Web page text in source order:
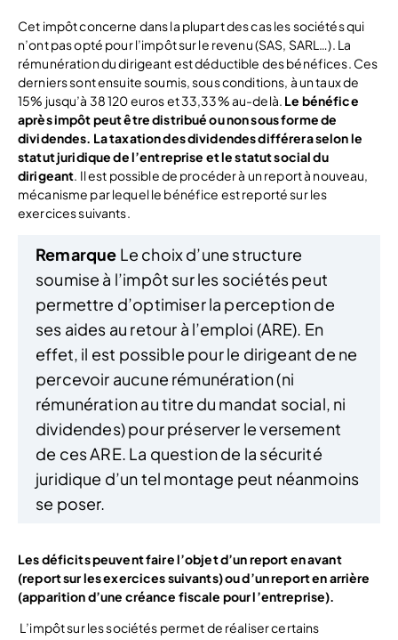
Cet impôt concerne dans la plupart des cas les sociétés qui
n’ont pas opté pour l’impôt sur le revenu (SAS, SARL…). La
rémunération du dirigeant est déductible des bénéfices. Ces
derniers sont ensuite soumis, sous conditions, à un taux de
15% jusqu’à 38 120 euros et 33,33% au-delà. Le bénéfice
après impôt peut être distribué ou non sous forme de
dividendes. La taxation des dividendes différera selon le
statut juridique de l’entreprise et le statut social du
dirigeant. Il est possible de procéder à un report à nouveau,
mécanisme par lequel le bénéfice est reporté sur les
exercices suivants.
Remarque Le choix d’une structure
soumise à l’impôt sur les sociétés peut
permettre d’optimiser la perception de
ses aides au retour à l’emploi (ARE). En
effet, il est possible pour le dirigeant de ne
percevoir aucune rémunération (ni
rémunération au titre du mandat social, ni
dividendes) pour préserver le versement
de ces ARE. La question de la sécurité
juridique d’un tel montage peut néanmoins
se poser.
Les déficits peuvent faire l’objet d’un report en avant
(report sur les exercices suivants) ou d’un report en arrière
(apparition d’une créance fiscale pour l’entreprise).
L’impôt sur les sociétés permet de réaliser certains